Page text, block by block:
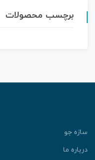
برچسب محصولات
سازه جو
درباره ما